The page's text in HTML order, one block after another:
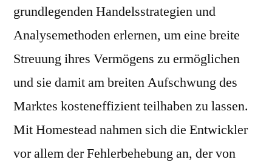
grundlegenden Handelsstrategien und
Analysemethoden erlernen, um eine breite
Streuung ihres Vermögens zu ermöglichen
und sie damit am breiten Aufschwung des
Marktes kosteneffizient teilhaben zu lassen.
Mit Homestead nahmen sich die Entwickler
vor allem der Fehlerbehebung an, der von